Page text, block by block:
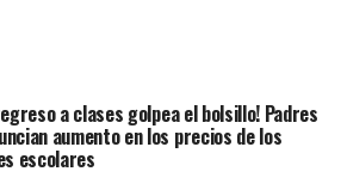
a clases golpea el bolsillo! Padres
aumento en los precios de los
escolares